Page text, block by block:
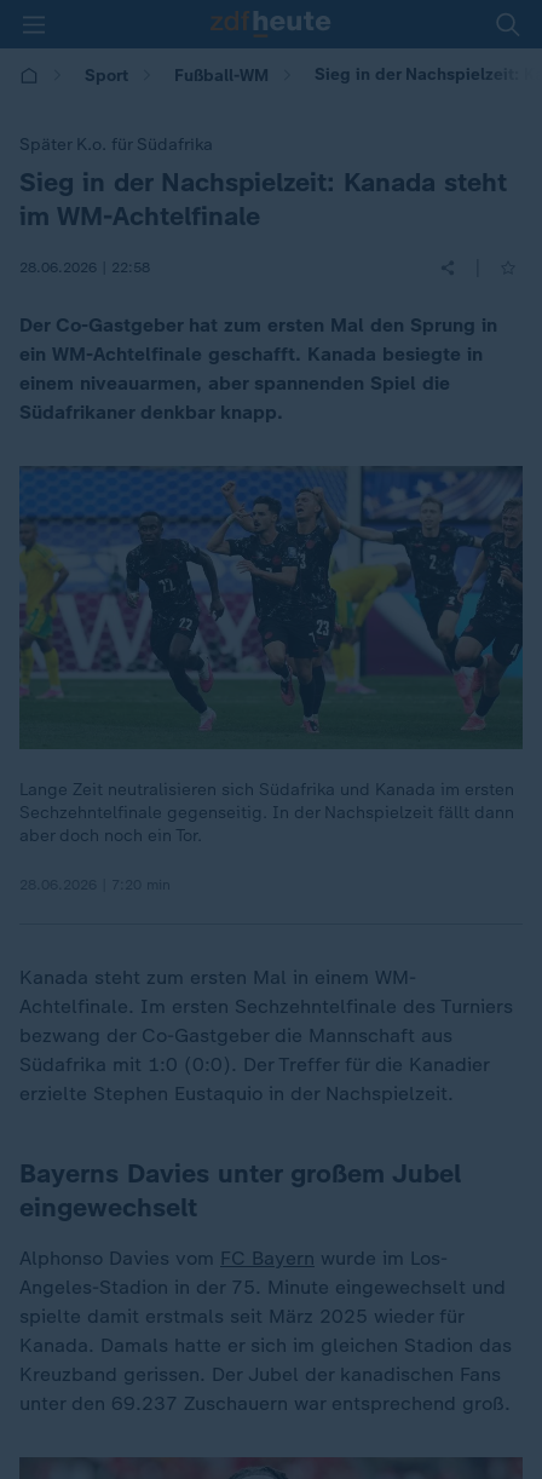
Sport Fußball-WM Sieg in der Nachspielzeit:
Später K.o. für Südafrika
:
Sieg in der Nachspielzeit: Kanada steht
im WM-Achtelfinale
28.06.2026 | 22:58
Der Co-Gastgeber hat zum ersten Mal den Sprung in
ein WM-Achtelfinale geschafft. Kanada besiegte in
einem niveauarmen, aber spannenden Spiel die
Südafrikaner denkbar knapp.
Lange Zeit neutralisieren sich Südafrika und Kanada im ersten
Sechzehntelfinale gegenseitig. In der Nachspielzeit fällt dann
aber doch noch ein Tor.
Kanada steht zum ersten Mal in einem WM-
Achtelfinale. Im ersten Sechzehntelfinale des Turniers
bezwang der Co-Gastgeber die Mannschaft aus
Südafrika mit 1:0 (0:0). Der Treffer für die Kanadier
erzielte Stephen Eustaquio in der Nachspielzeit.
Bayerns Davies unter großem Jubel
eingewechselt
Alphonso Davies vom FC Bayern wurde im Los-
Angeles-Stadion in der 75. Minute eingewechselt und
spielte damit erstmals seit März 2025 wieder für
Kanada. Damals hatte er sich im gleichen Stadion das
Kreuzband gerissen. Der Jubel der kanadischen Fans
unter den 69.237 Zuschauern war entsprechend groß.